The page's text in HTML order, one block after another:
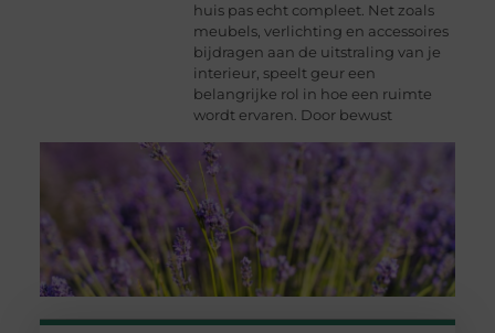
huis pas echt compleet. Net zoals
meubels, verlichting en accessoires
bijdragen aan de uitstraling van je
interieur, speelt geur een
belangrijke rol in hoe een ruimte
wordt ervaren. Door bewust